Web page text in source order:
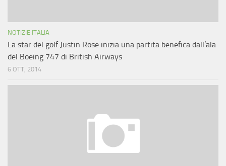
NOTIZIE ITALIA
La star del golf Justin Rose inizia una partita benefica dall’ala
del Boeing 747 di British Airways
6 OTT, 2014